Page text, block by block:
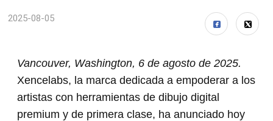
2025-08-05
Vancouver, Washington, 6 de agosto de 2025.
Xencelabs, la marca dedicada a empoderar a los
artistas con herramientas de dibujo digital
premium y de primera clase, ha anunciado hoy